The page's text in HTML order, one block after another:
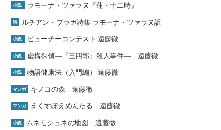
小説 ラモーナ・ツァラヌ『蓮・十二時』
詩 ルチアン・ブラガ詩集 ラモーナ・ツァラヌ訳
小説 ビューチーコンテスト 遠藤徹
小説 虚構探偵―『三四郎』殺人事件― 遠藤徹
小説 物語健康法（入門編） 遠藤徹
マンガ キノコの森 遠藤徹
マンガ えくすぽえめんたる 遠藤徹
小説 ムネモシュネの地図 遠藤徹